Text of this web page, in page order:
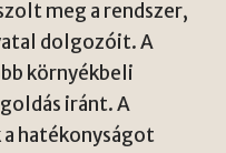
meg a rendszer,
dolgozóit. A
környékbeli
iránt. A
hatékonyságot